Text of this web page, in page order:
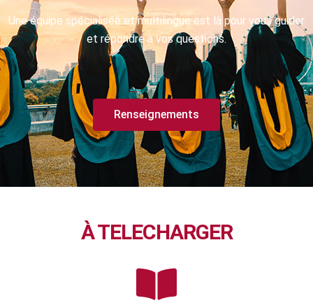
Une équipe spécialisée et multilingue est là pour vous guider
et répondre à vos questions.
Renseignements
À TELECHARGER